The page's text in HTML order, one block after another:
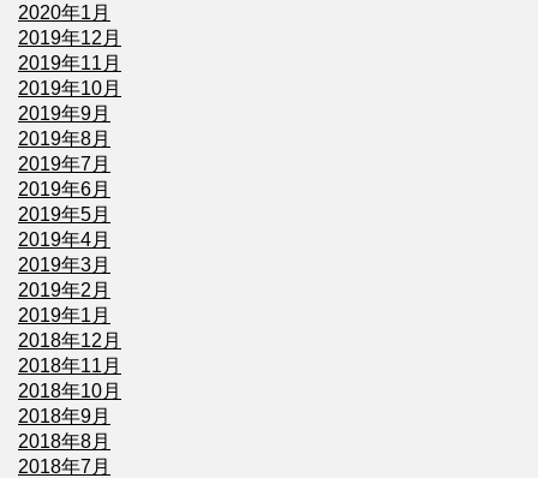
2020年1月
2019年12月
2019年11月
2019年10月
2019年9月
2019年8月
2019年7月
2019年6月
2019年5月
2019年4月
2019年3月
2019年2月
2019年1月
2018年12月
2018年11月
2018年10月
2018年9月
2018年8月
2018年7月